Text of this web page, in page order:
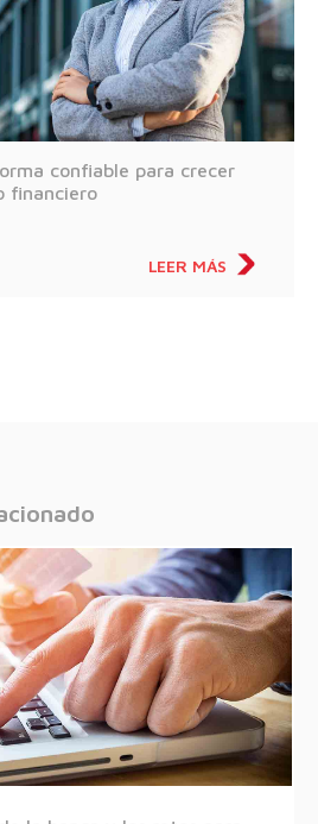
confiable para crecer
financiero
LEER MÁS